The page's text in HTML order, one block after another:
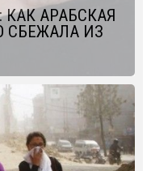
АРАБСКАЯ
СБЕЖАЛА ИЗ